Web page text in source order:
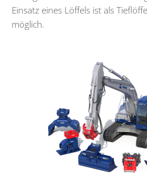
Einsatz eines Löffels ist als
möglich.